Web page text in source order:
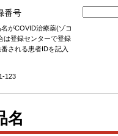
番号
がCOVID治療薬(ゾコ
は登録センターで登録
される患者IDを記入
123
名